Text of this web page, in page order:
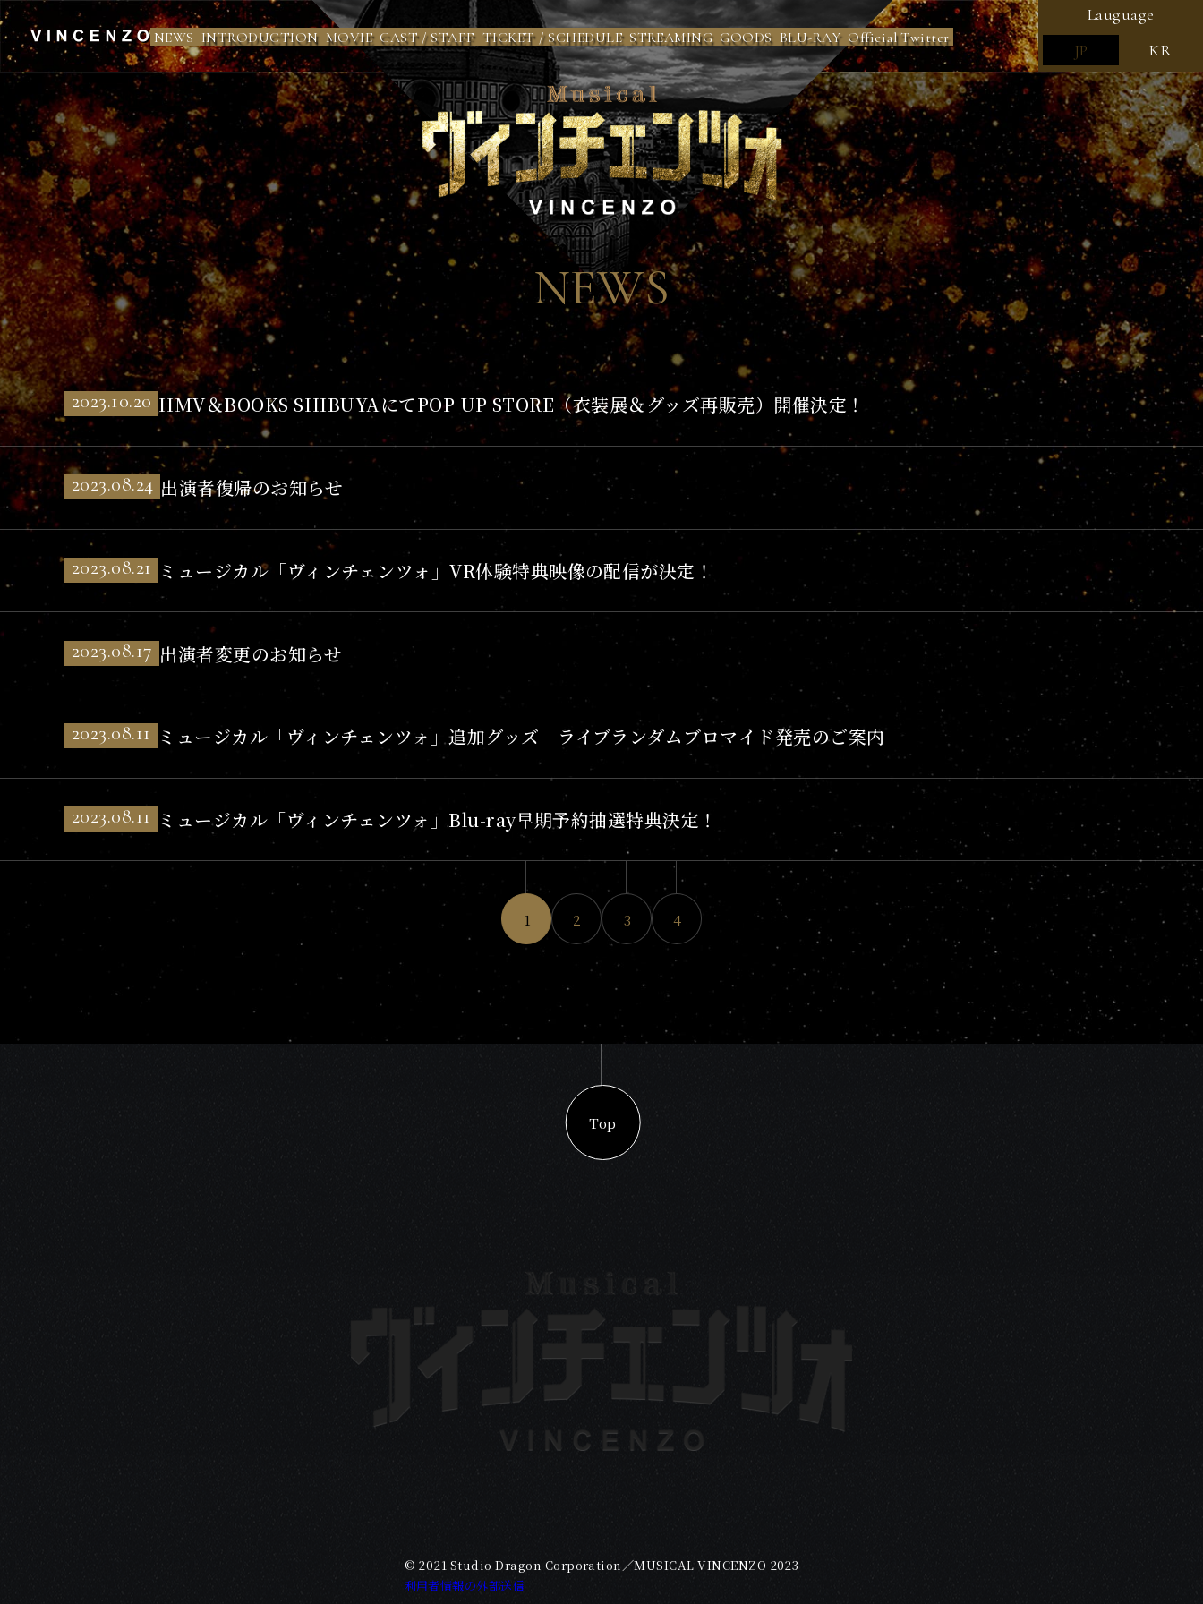
ミ
ジ
カ
ル
「ヴ
ィ
ン
チ
ェ
ン
ツ
ォ」
公
式
サ
イ
ト
NEWS INTRODUCTION MOVIE CAST / STAFF TICKET / SCHEDULE STREAMING GOODS BLU-RAY Official Twitter
Lauguage
JP
KR
NEWS
2023.10.20 HMV＆BOOKS SHIBUYAにてPOP UP STORE（衣装展＆グッズ再販売）開催決定！
2023.08.24 出演者復帰のお知らせ
2023.08.21 ミュージカル「ヴィンチェンツォ」VR体験特典映像の配信が決定！
2023.08.17 出演者変更のお知らせ
2023.08.11 ミュージカル「ヴィンチェンツォ」追加グッズ ライブランダムブロマイド発売のご案内
2023.08.11 ミュージカル「ヴィンチェンツォ」Blu-ray早期予約抽選特典決定！
1 2 3 4
Top
© 2021 Studio Dragon Corporation／MUSICAL VINCENZO 2023
利用者情報の外部送信